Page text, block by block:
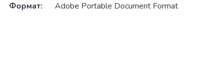
Формат:
Adobe Portable Document Format